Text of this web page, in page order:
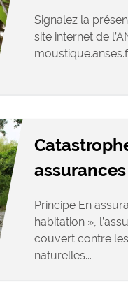
Signalez la
site internet de
assurances
Principe En
habitation »,
couvert contre
naturelles...